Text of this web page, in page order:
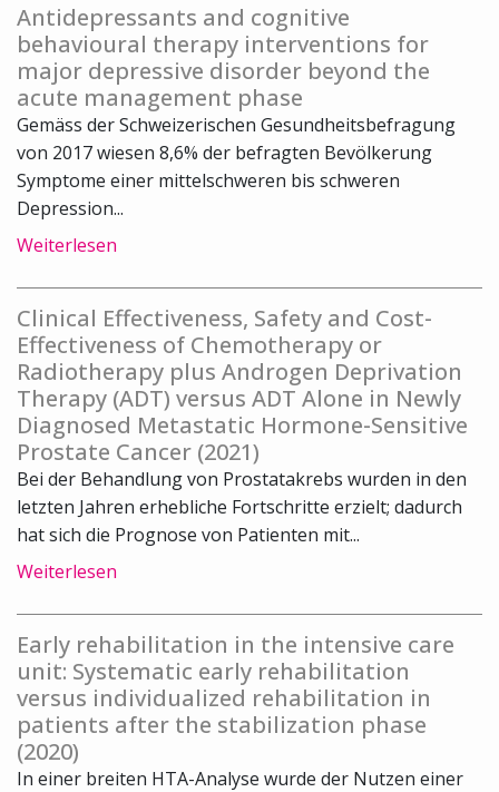
Antidepressants and cognitive
behavioural therapy interventions for
major depressive disorder beyond the
acute management phase
Gemäss der Schweizerischen Gesundheitsbefragung
von 2017 wiesen 8,6% der befragten Bevölkerung
Symptome einer mittelschweren bis schweren
Depression...
Weiterlesen
Clinical Effectiveness, Safety and Cost-
Effectiveness of Chemotherapy or
Radiotherapy plus Androgen Deprivation
Therapy (ADT) versus ADT Alone in Newly
Diagnosed Metastatic Hormone-Sensitive
Prostate Cancer (2021)
Bei der Behandlung von Prostatakrebs wurden in den
letzten Jahren erhebliche Fortschritte erzielt; dadurch
hat sich die Prognose von Patienten mit...
Weiterlesen
Early rehabilitation in the intensive care
unit: Systematic early rehabilitation
versus individualized rehabilitation in
patients after the stabilization phase
(2020)
In einer breiten HTA-Analyse wurde der Nutzen einer